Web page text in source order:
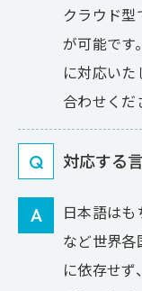
クラウド
が可能です
に対応い
合わせくだ
Q 対応する
A
日本語は
など世界各
に依存せ